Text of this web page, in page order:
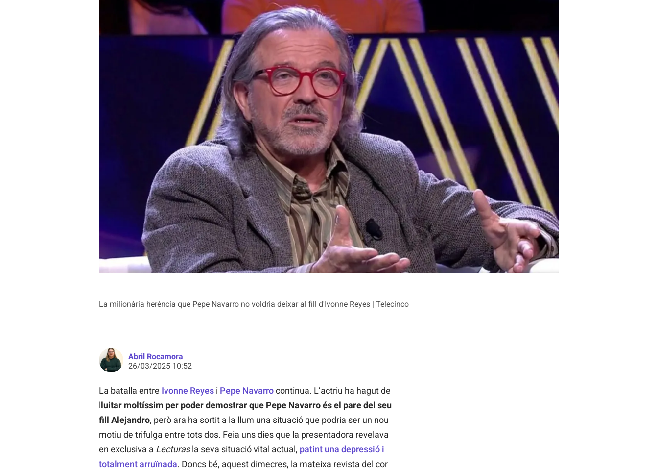
La milionària herència que Pepe Navarro no voldria deixar al fill d'Ivonne Reyes | Telecinco
Abril Rocamora
26/03/2025 10:52
La batalla entre Ivonne Reyesi Pepe Navarrocontinua. L’actriu ha hagut de
lluitar moltíssim per poder demostrar que Pepe Navarro és el pare del seu
fill Alejandro, però ara ha sortit a la llum una situació que podria ser un nou
motiu de trifulga entre tots dos. Feia uns dies que la presentadora revelava
en exclusiva a Lecturasla seva situació vital actual, patint una depressió i
totalment arruïnada. Doncs bé, aquest dimecres, la mateixa revista del cor